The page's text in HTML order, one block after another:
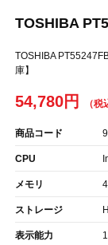
TOSHIBA
TOSHIBA
庫】
54,780円
商品コード
CPU
メモリ
ストレージ
表示能力